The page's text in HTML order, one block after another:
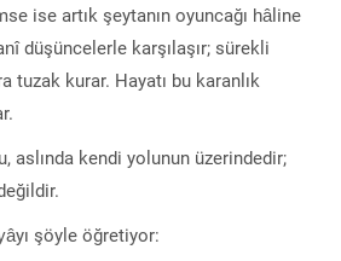
ise artık şeytanın oyuncağı hâline
düşüncelerle karşılaşır; sürekli
tuzak kurar. Hayatı bu karanlık
aslında kendi yolunun üzerindedir;
şöyle öğretiyor: